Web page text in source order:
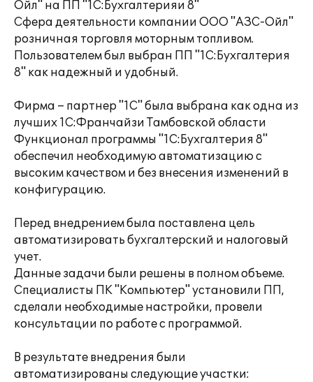
Ойл" на ПП "1С:Бухгалтерияи 8"
Сфера деятельности компании ООО "АЗС-Ойл"
розничная торговля моторным топливом.
Пользователем был выбран ПП "1С:Бухгалтерия
8" как надежный и удобный.
Фирма – партнер "1С" была выбрана как одна из
лучших 1С:Франчайзи Тамбовской области
Функционал программы "1С:Бухгалтерия 8"
обеспечил необходимую автоматизацию с
высоким качеством и без внесения изменений в
конфигурацию.
Перед внедрением была поставлена цель
автоматизировать бухгалтерский и налоговый
учет.
Данные задачи были решены в полном объеме.
Специалисты ПК "Компьютер" установили ПП,
сделали необходимые настройки, провели
консультации по работе с программой.
В результате внедрения были
автоматизированы следующие участки: